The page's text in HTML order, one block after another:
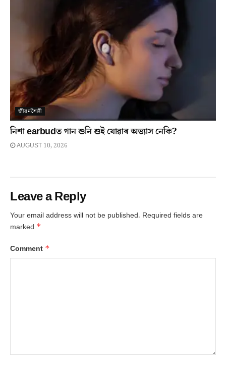
জীৱনশৈলী
নিশা earbudত গান শুনি শুই যোৱাৰ অভ্যাস নেকি?
AUGUST 10, 2026
Leave a Reply
Your email address will not be published. Required fields are
marked *
Comment *